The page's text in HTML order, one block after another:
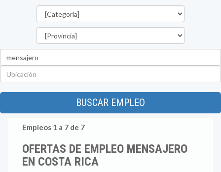
BUSCAR EMPLEO
Empleos 1 a 7 de 7
OFERTAS DE EMPLEO MENSAJERO
EN COSTA RICA